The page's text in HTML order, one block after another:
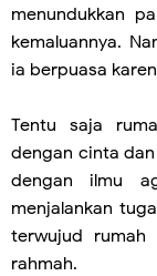
menundukkan
kemaluannya.
ia berpuasa
Tentu saja
dengan cinta
dengan ilmu
menjalankan
terwujud rumah
rahmah.